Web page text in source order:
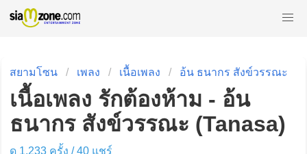
สยามโซน เพลง เนื้อเพลง อ้น ธนากร สังข์วรรณะ
เนื้อเพลง รักต้องห้าม - อ้น
ธนากร สังข์วรรณะ (Tanasa)
ดู 1,233 ครั้ง /40แชร์